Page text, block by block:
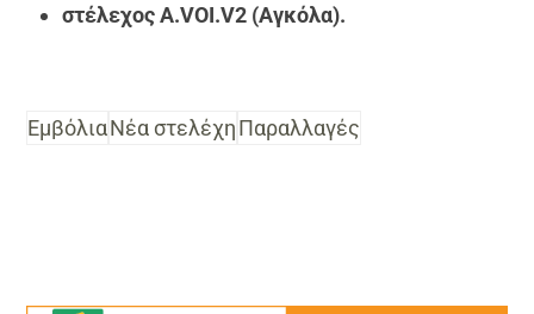
στέλεχος Α.VOI.V2 (Αγκόλα).
ΕμβόλιαΝέα στελέχηΠαραλλαγές